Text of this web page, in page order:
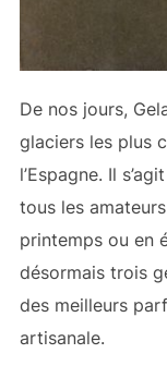
De nos jours,
glaciers les plus
l’Espagne. Il
tous les
printemps ou en
désormais trois
des meilleurs
artisanale.